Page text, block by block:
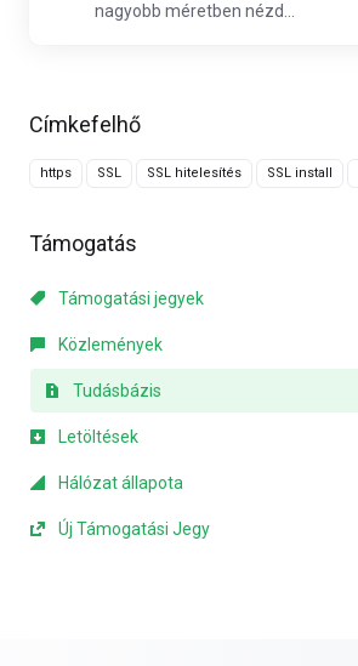
Címkefelhő
https SSL SSL hitelesítés SSL install
Támogatás
Támogatási jegyek
Közlemények
Tudásbázis
Letöltések
Hálózat állapota
Új Támogatási Jegy
nagyobb méretben nézd...